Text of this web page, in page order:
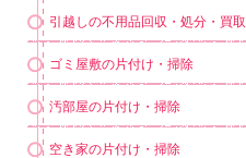
引越しの不用品回収・処分・買取
ゴミ屋敷の片付け・掃除
汚部屋の片付け・掃除
空き家の片付け・掃除